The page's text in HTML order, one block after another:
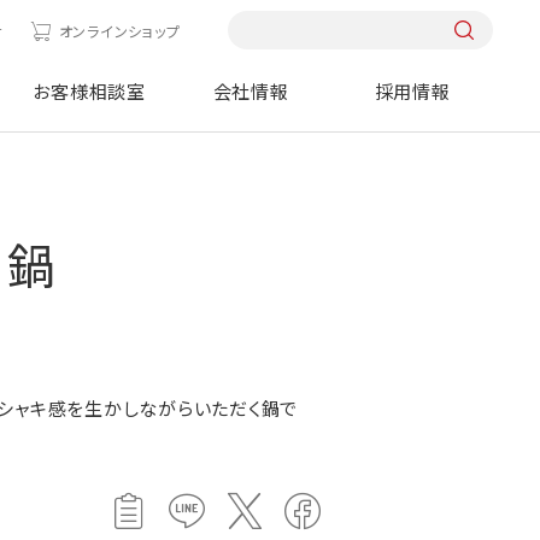
オンラインショップ
お客様相談室 会社情報 採用情報
ャキ感を生かしながらいただく鍋で